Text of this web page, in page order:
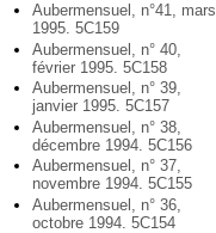
Aubermensuel, n°41, mars
1995. 5C159
Aubermensuel, n° 40,
février 1995. 5C158
Aubermensuel, n° 39,
janvier 1995. 5C157
Aubermensuel, n° 38,
décembre 1994. 5C156
Aubermensuel, n° 37,
novembre 1994. 5C155
Aubermensuel, n° 36,
octobre 1994. 5C154